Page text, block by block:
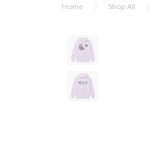
Home Shop All